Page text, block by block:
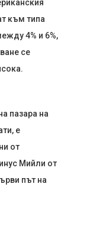
към типа
4% и 6%,
се
пазара на
е
от
Мийли от
път на